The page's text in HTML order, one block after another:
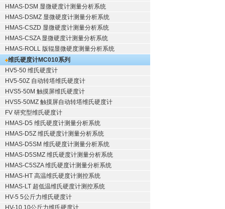
HMAS-DSM 显微硬度计测量分析系统
HMAS-DSMZ 显微硬度计测量分析系统
HMAS-CSZD 显微硬度计测量分析系统
HMAS-CSZA 显微硬度计测量分析系统
HMAS-ROLL 版辊显微硬度测量分析系统
维氏硬度计MC010系列
HV5-50 维氏硬度计
HV5-50Z 自动转塔维氏硬度计
HVS5-50M 触摸屏维氏硬度计
HVS5-50MZ 触摸屏自动转塔维氏硬度计
FV 研究型维氏硬度计
HMAS-D5 维氏硬度计测量分析系统
HMAS-D5Z 维氏硬度计测量分析系统
HMAS-D5SM 维氏硬度计测量分析系统
HMAS-D5SMZ 维氏硬度计测量分析系统
HMAS-C5SZA 维氏硬度计测量分析系统
HMAS-HT 高温维氏硬度计测控系统
HMAS-LT 超低温维氏硬度计测控系统
HV-5 5公斤力维氏硬度计
HV-10 10公斤力维氏硬度计